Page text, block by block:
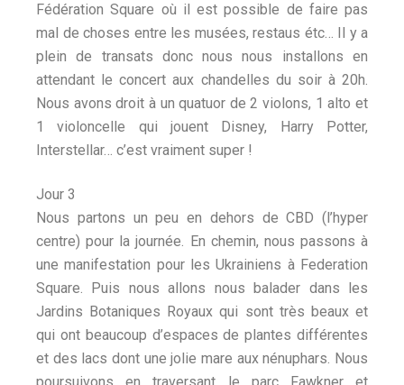
Fédération Square où il est possible de faire pas
mal de choses entre les musées, restaus étc… Il y a
plein de transats donc nous nous installons en
attendant le concert aux chandelles du soir à 20h.
Nous avons droit à un quatuor de 2 violons, 1 alto et
1 violoncelle qui jouent Disney, Harry Potter,
Interstellar… c’est vraiment super !
Jour 3
Nous partons un peu en dehors de CBD (l’hyper
centre) pour la journée. En chemin, nous passons à
une manifestation pour les Ukrainiens à Federation
Square. Puis nous allons nous balader dans les
Jardins Botaniques Royaux qui sont très beaux et
qui ont beaucoup d’espaces de plantes différentes
et des lacs dont une jolie mare aux nénuphars. Nous